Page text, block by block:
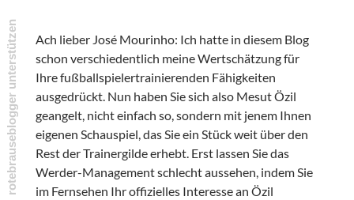
Ach lieber José Mourinho: Ich hatte in diesem Blog
schon verschiedentlich meine Wertschätzung für
Ihre fußballspielertrainierenden Fähigkeiten
ausgedrückt. Nun haben Sie sich also Mesut Özil
geangelt, nicht einfach so, sondern mit jenem Ihnen
eigenen Schauspiel, das Sie ein Stück weit über den
Rest der Trainergilde erhebt. Erst lassen Sie das
Werder-Management schlecht aussehen, indem Sie
im Fernsehen Ihr offizielles Interesse an Özil
rotebrauseblogger unterstützen